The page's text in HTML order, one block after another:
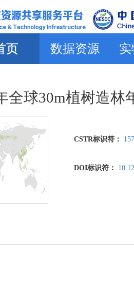
页 数据资源
全球30m植树造林
CSTR标识符：
DOI标识符：